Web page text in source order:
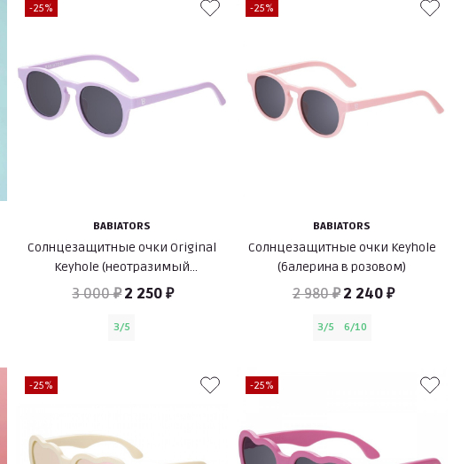
-25%
BABIATORS
Солнцезащитные очки Original
Keyhole (неотразимый
лавандовый)
3 000 ₽2 250 ₽
3/5
-25%
BABIATORS
Солнцезащитные очки Keyhole
(балерина в розовом)
2 980 ₽ 2 240 ₽
3/5 6/10
-25% -25%